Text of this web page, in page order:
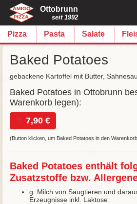
Ottobrunn
seit 1992
Pizza Pasta Salate
Baked Potatoes
gebackene Kartoffel mit Butter,
Baked Potatoes in Ottobrunn
Warenkorb legen):
7,90 €
(Button klicken, um Baked Potatoes in den
Baked Potatoes enthält
Zusatzstoffe bzw.
g: Milch von Saugtieren und
Erzeugnisse inkl. Laktose